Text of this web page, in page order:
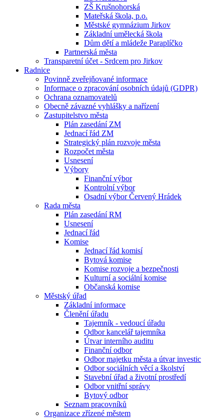
ZŠ Krušnohorská
Mateřská škola, p.o.
Městské gymnázium Jirkov
Základní umělecká škola
Dům dětí a mládeže Paraplíčko
Partnerská města
Transparetní účet - Srdcem pro Jirkov
Radnice
Povinně zveřejňované informace
Informace o zpracování osobních údajů (GDPR)
Ochrana oznamovatelů
Obecně závazné vyhlášky a nařízení
Zastupitelstvo města
Plán zasedání ZM
Jednací řád ZM
Strategický plán rozvoje města
Rozpočet města
Usnesení
Výbory
Finanční výbor
Kontrolní výbor
Osadní výbor Červený Hrádek
Rada města
Plán zasedání RM
Usnesení
Jednací řád
Komise
Jednací řád komisí
Bytová komise
Komise rozvoje a bezpečnosti
Kulturní a sociální komise
Občanská komise
Městský úřad
Základní informace
Členění úřadu
Tajemník - vedoucí úřadu
Odbor kancelář tajemníka
Útvar interního auditu
Finanční odbor
Odbor majetku města a útvar investic
Odbor sociálních věcí a školství
Stavební úřad a životní prostředí
Odbor vnitřní správy
Bytový odbor
Seznam pracovníků
Organizace zřízené městem